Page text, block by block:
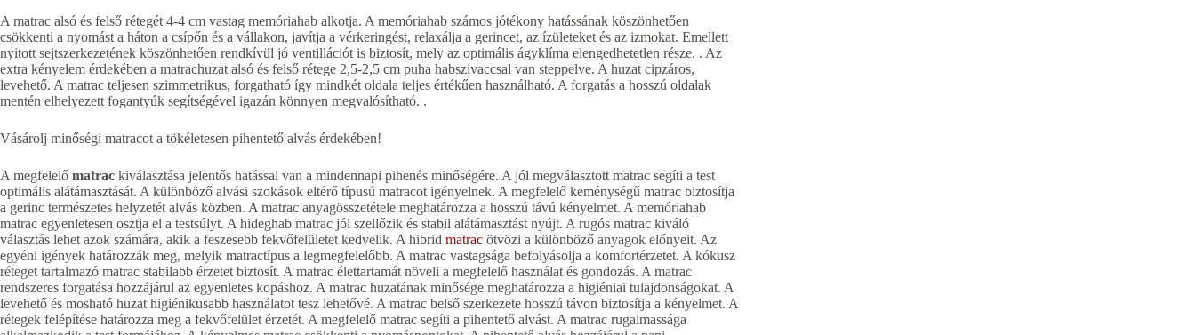
A matrac alsó és felső rétegét 4-4 cm vastag memóriahab alkotja. A memóriahab számos jótékony hatássának köszönhetően
csökkenti a nyomást a háton a csípőn és a vállakon, javítja a vérkeringést, relaxálja a gerincet, az ízületeket és az izmokat. Emellett
nyitott sejtszerkezetének köszönhetően rendkívül jó ventillációt is biztosít, mely az optimális ágyklíma elengedhetetlen része. . Az
extra kényelem érdekében a matrachuzat alsó és felső rétege 2,5-2,5 cm puha habszivaccsal van steppelve. A huzat cipzáros,
levehető. A matrac teljesen szimmetrikus, forgatható így mindkét oldala teljes értékűen használható. A forgatás a hosszú oldalak
mentén elhelyezett fogantyúk segítségével igazán könnyen megvalósítható. .
Vásárolj minőségi matracot a tökéletesen pihentető alvás érdekében!
A megfelelő matrac kiválasztása jelentős hatással van a mindennapi pihenés minőségére. A jól megválasztott matrac segíti a test
optimális alátámasztását. A különböző alvási szokások eltérő típusú matracot igényelnek. A megfelelő keménységű matrac biztosítja
a gerinc természetes helyzetét alvás közben. A matrac anyagösszetétele meghatározza a hosszú távú kényelmet. A memóriahab
matrac egyenletesen osztja el a testsúlyt. A hideghab matrac jól szellőzik és stabil alátámasztást nyújt. A rugós matrac kiváló
választás lehet azok számára, akik a feszesebb fekvőfelületet kedvelik. A hibrid matrac ötvözi a különböző anyagok előnyeit. Az
egyéni igények határozzák meg, melyik matractípus a legmegfelelőbb. A matrac vastagsága befolyásolja a komfortérzetet. A kókusz
réteget tartalmazó matrac stabilabb érzetet biztosít. A matrac élettartamát növeli a megfelelő használat és gondozás. A matrac
rendszeres forgatása hozzájárul az egyenletes kopáshoz. A matrac huzatának minősége meghatározza a higiéniai tulajdonságokat. A
levehető és mosható huzat higiénikusabb használatot tesz lehetővé. A matrac belső szerkezete hosszú távon biztosítja a kényelmet. A
rétegek felépítése határozza meg a fekvőfelület érzetét. A megfelelő matrac segíti a pihentető alvást. A matrac rugalmassága